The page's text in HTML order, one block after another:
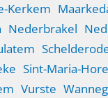
Kerkem
Nederbrakel
Sint-Maria-
Vurste